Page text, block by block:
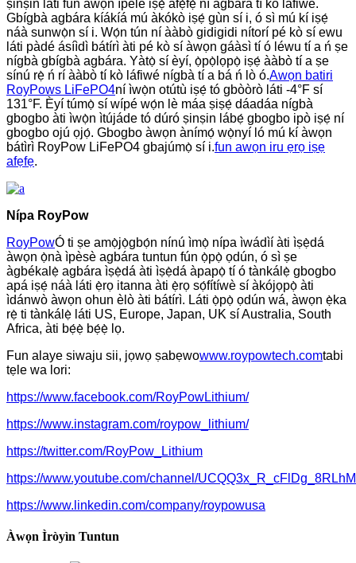
ṣinṣin láti fún àwọn ìpele iṣẹ́ afẹ́fẹ́ ní agbára tí kò láfiwé.
Gbígbà agbára kíákíá mú àkókò iṣẹ́ gùn sí i, ó sì mú kí iṣẹ́
náà sunwọ̀n sí i. Wọ́n tún ní ààbò gidigidi nítorí pé kò sí ewu
láti pàdé ásíìdì bátírì àti pé kò sí àwọn gáàsì tí ó léwu tí a ń ṣe
nígbà gbígbà agbára. Yàtọ̀ sí èyí, ọ̀pọ̀lọpọ̀ iṣẹ́ ààbò tí a ṣe
sínú rẹ̀ ń rí ààbò tí kò láfiwé nígbà tí a bá ń lò ó.Awọn batiri
RoyPows LiFePO4ní ìwọ̀n otútù iṣẹ́ tó gbòòrò láti -4°F sí
131°F. Èyí túmọ̀ sí wípé wọ́n lè máa ṣiṣẹ́ dáadáa nígbà
gbogbo àti ìwọ̀n ìtújáde tó dúró ṣinṣin lábẹ́ gbogbo ipò iṣẹ́ ní
gbogbo ojú ọjọ́. Gbogbo àwọn ànímọ́ wọ̀nyí ló mú kí àwọn
bátìrì RoyPow LiFePO4 gbajúmọ̀ sí i.fun awọn iru ẹrọ iṣẹ
afẹfẹ.
Nípa RoyPow
RoyPowÓ ti ṣe amọ̀jọ̀gbọ́n nínú ìmọ̀ nípa ìwádìí àti ìṣẹ̀dá
àwọn ọ̀nà ìpèsè agbára tuntun fún ọ̀pọ̀ ọdún, ó sì ṣe
àgbékalẹ̀ agbára ìṣẹ̀dá àti ìṣẹ̀dá àpapọ̀ tí ó tànkálẹ̀ gbogbo
apá iṣẹ́ náà láti ẹ̀rọ itanna àti ẹ̀rọ sọ́fítíwè sí àkójọpọ̀ àti
ìdánwò àwọn ohun èlò àti bátírì. Láti ọ̀pọ̀ ọdún wá, àwọn ẹ̀ka
rẹ̀ ti tànkálẹ̀ láti US, Europe, Japan, UK sí Australia, South
Africa, àti bẹ́ẹ̀ bẹ́ẹ̀ lọ.
Fun alaye siwaju sii, jọwọ ṣabẹwowww.roypowtech.comtabi
tẹle wa lori:
https://www.facebook.com/RoyPowLithium/
https://www.instagram.com/roypow_lithium/
https://twitter.com/RoyPow_Lithium
https://www.youtube.com/channel/
https://www.linkedin.com/company/roypowusa
Àwọn Ìròyìn Tuntun